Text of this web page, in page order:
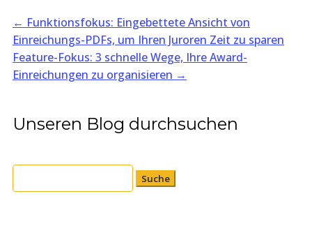
← Funktionsfokus: Eingebettete Ansicht von
Einreichungs-PDFs, um Ihren Juroren Zeit zu sparen
Feature-Fokus: 3 schnelle Wege, Ihre Award-
Einreichungen zu organisieren →
Unseren Blog durchsuchen
Suchen
nach: